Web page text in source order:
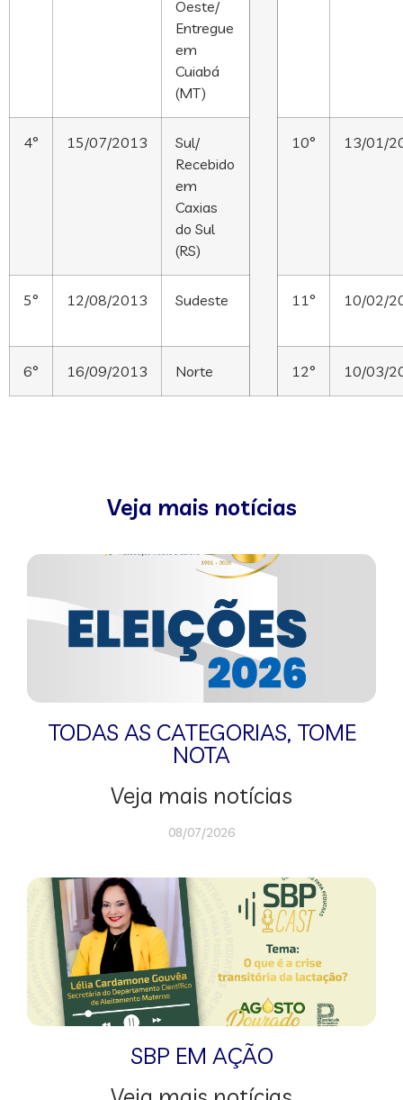
Oeste/
Entregue
em
Cuiabá
(MT)
4° 15/07/2013
Sul/
Recebido
em
Caxias
do Sul
(RS)
10° 13/01/
5° 12/08/2013 Sudeste 11° 10/02/
6° 16/09/2013 Norte 12° 10/03/
Veja mais notícias
TODAS AS CATEGORIAS, TOME
NOTA
Veja mais notícias
08/07/2026
SBP EM AÇÃO